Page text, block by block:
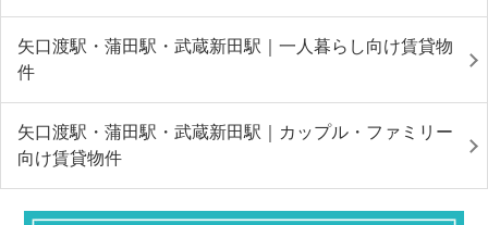
矢口渡駅・蒲田駅・武蔵新田駅｜一人暮らし向け賃貸物
件
矢口渡駅・蒲田駅・武蔵新田駅｜カップル・ファミリー
向け賃貸物件